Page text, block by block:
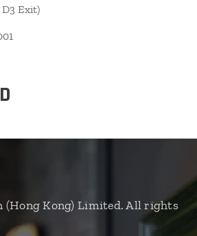
Exit)
(Hong Kong) Limited. All rights